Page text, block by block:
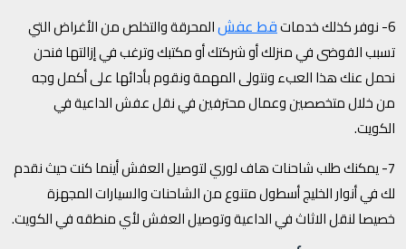
6- نوفر كذلك خدمات
قط عفشالمحرقة والتخلص من الأغراض التي
تسبب الفوضى في منزلك أو شركتك أو مكتبك وترغب في إزالتها فنحن
نحمل عنك هذا العبء ونتولى المهمة ونقوم بأدائها على أكمل وجه
من خلال متخصصين وعمال محترفين في نقل عفش الداعية في
الكويت.
7- يمكنك طلب شاحنات هاف لوري لتوصيل العفش أينما كنت حيث نقدم
لك في أنوار الخليج أسطول متنوع من الشاحنات والسيارات المجهزة
خصيصا لنقل الاثاث في الداعية وتوصيل العفش لأي منطقه في الكويت.